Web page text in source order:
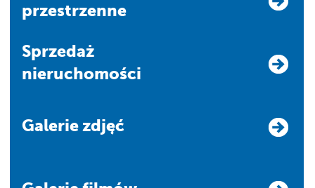
przestrzenne
Sprzedaż
nieruchomości
Galerie zdjęć